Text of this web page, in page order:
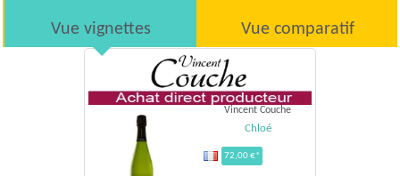
Vue vignettes Vue comparatif
Vincent Couche
Chloé
72,00 €*